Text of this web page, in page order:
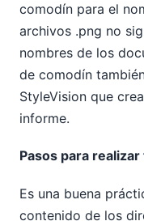
comodín para el
archivos .png no
nombres de los
de comodín
StyleVision que
informe.
Pasos para
Es una buena
contenido de los